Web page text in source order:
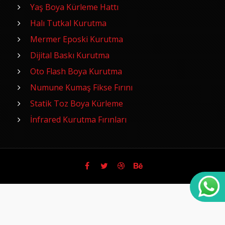
Yaş Boya Kürleme Hattı
Halı Tutkal Kurutma
Mermer Eposki Kurutma
Dijital Baskı Kurutma
Oto Flash Boya Kurutma
Numune Kumaş Fikse Fırını
Statik Toz Boya Kürleme
İnfrared Kurutma Fırınları